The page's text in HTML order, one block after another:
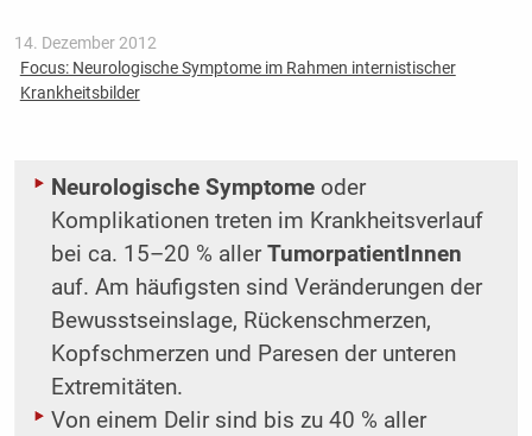
14. Dezember 2012
Focus: Neurologische Symptome im Rahmen internistischer
Krankheitsbilder
Neurologische Symptome oder
Komplikationen treten im Krankheitsverlauf
bei ca. 15–20 % allerTumorpatientInnen
auf. Am häufigsten sind Veränderungen der
Bewusstseinslage, Rückenschmerzen,
Kopfschmerzen und Paresen der unteren
Extremitäten.
Von einem Delir sind bis zu 40 % aller